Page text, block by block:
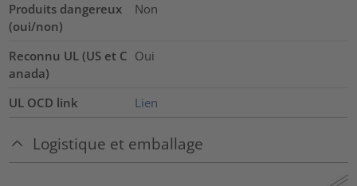
Produits dangereux
(oui/non)
Non
Reconnu UL (US et C
anada)
Oui
UL OCD link Lien
Logistique et emballage